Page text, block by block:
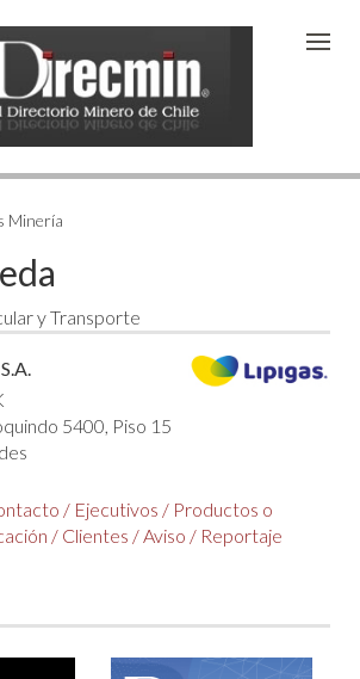
Minería
y Transporte
5400, Piso 15
/ Ejecutivos / Productos o
/ Clientes /Aviso / Reportaje